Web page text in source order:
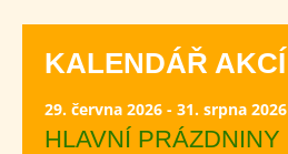
KALENDÁŘ AKCÍ
29. června 2026 - 31. srpna 2026
HLAVNÍ PRÁZDNINY